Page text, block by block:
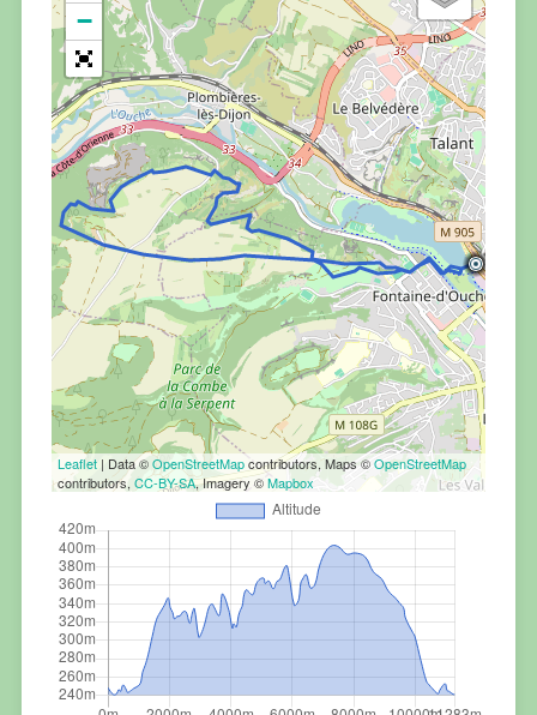
−
Leaflet| Data ©OpenStreetMapcontributors, Maps ©OpenStreetMap
contributors, CC-BY-SA, Imagery ©Mapbox